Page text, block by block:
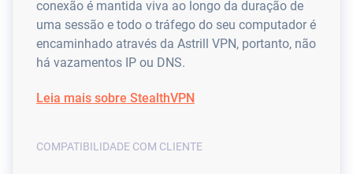
conexão é mantida viva ao longo da duração de
uma sessão e todo o tráfego do seu computador é
encaminhado através da Astrill VPN, portanto, não
há vazamentos IP ou DNS.
Leia mais sobre StealthVPN
COMPATIBILIDADE COM CLIENTE